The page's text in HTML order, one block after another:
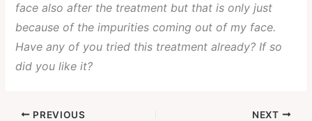
face also after the treatment but that is only just
because of the impurities coming out of my face.
Have any of you tried this treatment already? If so
did you like it?
PREVIOUS NEXT